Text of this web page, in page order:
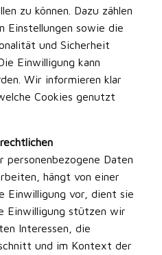
zu können. Dazu zählen
Einstellungen sowie die
und Sicherheit
Einwilligung kann
Wir informieren klar
Cookies genutzt
personenbezogene Daten
hängt von einer
Einwilligung vor, dient sie
Einwilligung stützen wir
Interessen, die
und im Kontext der